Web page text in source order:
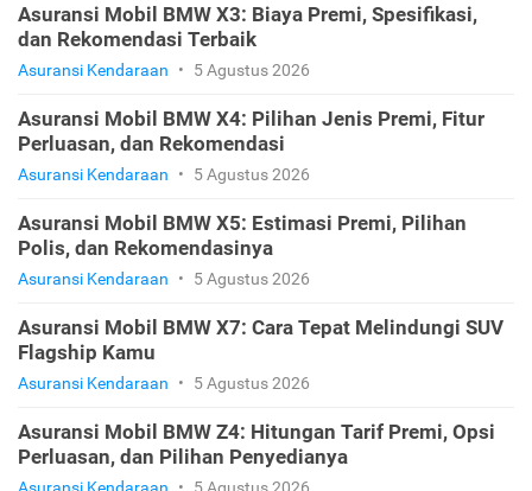
Asuransi Mobil BMW X3: Biaya Premi, Spesifikasi,
dan Rekomendasi Terbaik
Asuransi Kendaraan • 5 Agustus 2026
Asuransi Mobil BMW X4: Pilihan Jenis Premi, Fitur
Perluasan, dan Rekomendasi
Asuransi Kendaraan • 5 Agustus 2026
Asuransi Mobil BMW X5: Estimasi Premi, Pilihan
Polis, dan Rekomendasinya
Asuransi Kendaraan • 5 Agustus 2026
Asuransi Mobil BMW X7: Cara Tepat Melindungi SUV
Flagship Kamu
Asuransi Kendaraan • 5 Agustus 2026
Asuransi Mobil BMW Z4: Hitungan Tarif Premi, Opsi
Perluasan, dan Pilihan Penyedianya
Asuransi Kendaraan • 5 Agustus 2026